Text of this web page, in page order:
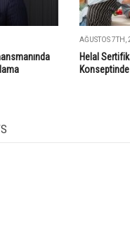
AĞUSTOS 7TH,
Helal